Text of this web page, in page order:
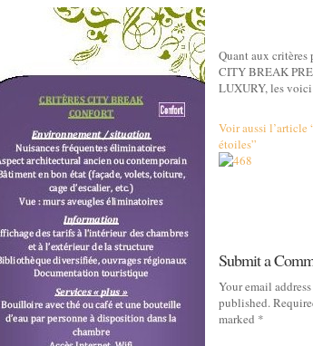
Quant aux critères
CITY BREAK
LUXURY, les
Voir aussi l’article
étoiles”
Submit a
Your email
published.
marked *